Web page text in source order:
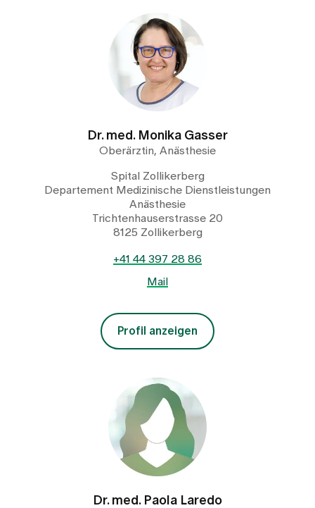
Dr. med. Monika Gasser
Oberärztin, Anästhesie
Spital Zollikerberg
Departement Medizinische Dienstleistungen
Anästhesie
Trichtenhauserstrasse 20
8125 Zollikerberg
+41 44 397 28 86
Mail
Profil anzeigen
Dr. med. Paola Laredo